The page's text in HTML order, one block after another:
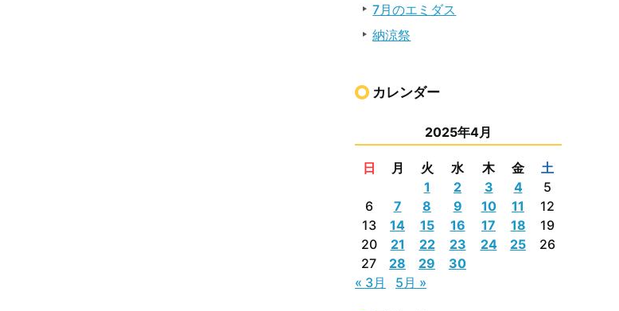
7月のエミダス
納涼祭
カレンダー
2025年4月
日 月 火 水 木 金
土
1
2 3 4
5
6
7 8 9 10 11
12
13
14 15 16 17 18
19
20
21 22 23 24 25
26
27
28 29
30
« 3月
5月 »